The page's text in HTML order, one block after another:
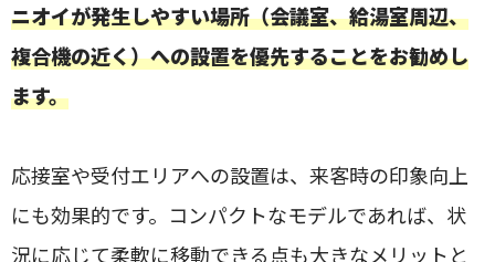
ニオイが発生しやすい場所（会議室、給湯室周辺、
複合機の近く）への設置を優先することをお勧めし
ます。
応接室や受付エリアへの設置は、来客時の印象向上
にも効果的です。コンパクトなモデルであれば、状
況に応じて柔軟に移動できる点も大きなメリットと